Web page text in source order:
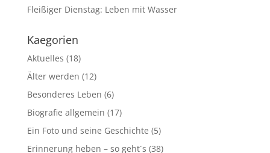
Fleißiger Dienstag: Leben mit Wasser
Kaegorien
Aktuelles (18)
Älter werden (12)
Besonderes Leben (6)
Biografie allgemein (17)
Ein Foto und seine Geschichte (5)
Erinnerung heben – so geht´s (38)